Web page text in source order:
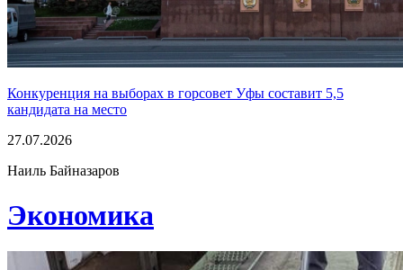
Конкуренция на выборах в горсовет Уфы составит 5,5
кандидата на место
27.07.2026
Наиль Байназаров
Экономика